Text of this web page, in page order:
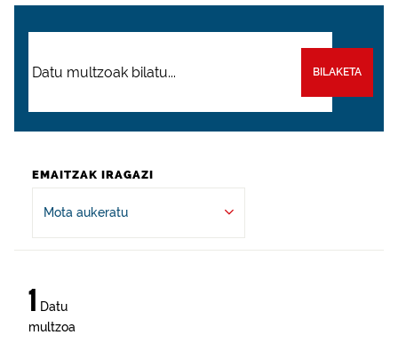
BILAKETA
EMAITZAK IRAGAZI
Mota aukeratu
1 Datu
multzoa